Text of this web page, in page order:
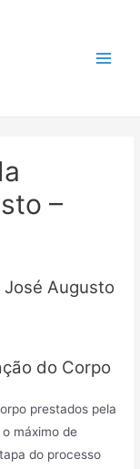
–
José Augusto
do Corpo
prestados pela
máximo de
do processo